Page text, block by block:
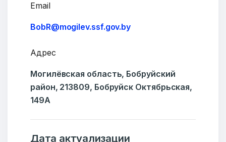
Добро пожаловать
Бюро социальной информации
Email: pr@basw-ngo.by
Тел./Факс:+375 (17) 235-04-48
Подпишитесь:
Email
BobR@mogilev.ssf.gov.by
Адрес
Могилёвская область, Бобруйский
район, 213809, Бобруйск Октябрьская,
149А
Дата актуализации